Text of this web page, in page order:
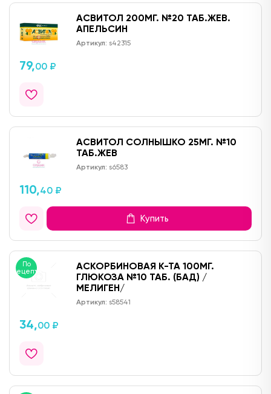
АСВИТОЛ 200МГ. №20 ТАБ.ЖЕВ.
АПЕЛЬСИН
Артикул: s42315
79,00 ₽
АСВИТОЛ СОЛНЫШКО 25МГ. №10
ТАБ.ЖЕВ
Артикул: s6583
110,40 ₽
Купить
По
рецепту
АСКОРБИНОВАЯ К-ТА 100МГ.
ГЛЮКОЗА №10 ТАБ. (БАД) /
МЕЛИГЕН/
Артикул: s58541
34,00 ₽